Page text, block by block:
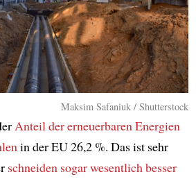
Maksim Safaniuk / Shutterstock
Anteil der erneuerbaren Energien
in der EU 26,2 %. Das ist sehr
schneiden sogar wesentlich besser